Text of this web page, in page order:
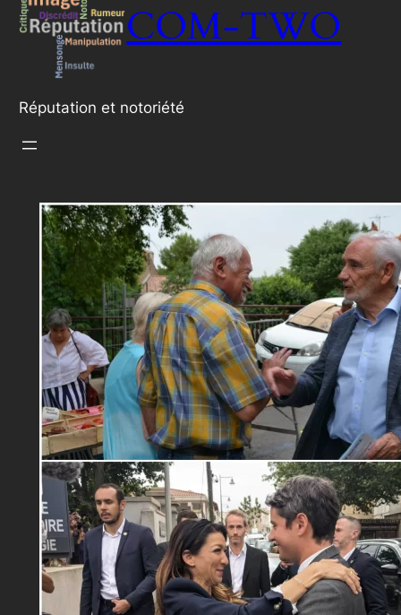
COM-TWO
Réputation et notoriété